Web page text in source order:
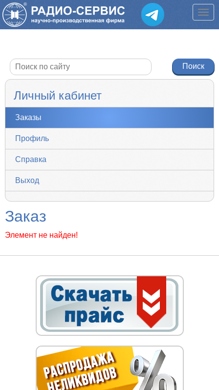
Личный кабинет
Заказы
Профиль
Справка
Выход
Заказ
Элемент не найден!